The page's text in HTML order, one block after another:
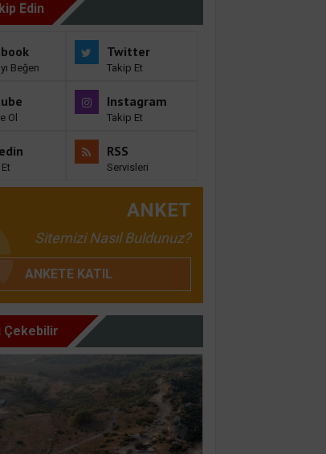
Edin
Beğen
Twitter
Takip Et
Ol
Instagram
Takip Et
RSS
Servisleri
ANKET
Sitemizi Nasıl Buldunuz?
ANKETE KATIL
Çekebilir